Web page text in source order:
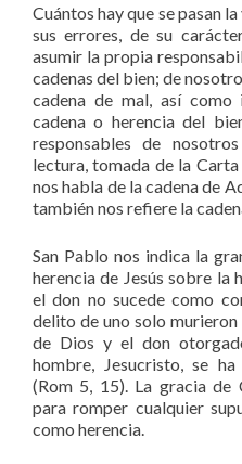
Cuántos hay que se pasan
sus errores, de su
asumir la propia
cadenas del bien; de
cadena de mal, así
cadena o herencia del
responsables de
lectura, tomada de la
nos habla de la cadena de
también nos refiere la
San Pablo nos indica la
herencia de Jesús sobre la
el don no sucede como
delito de uno solo
de Dios y el don
hombre, Jesucristo, se
(Rom 5, 15). La gracia de
para romper cualquier
como herencia.